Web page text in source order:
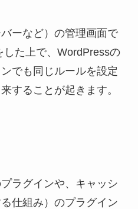
ーなど）の管理画面で
した上で、WordPressの
でも同じルールを設定
することが起きます。
ラグインや、キャッシ
仕組み）のプラグイン